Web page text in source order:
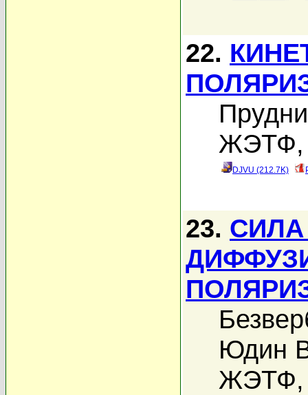
22.
ЖЭТФ,
DJVU (212.7K)
23.
Юдин
ЖЭТФ,